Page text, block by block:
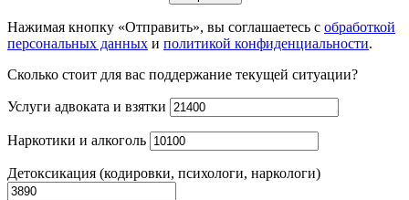
Нажимая кнопку «Отправить», вы соглашаетесь с обработкой
персональных данных и политикой конфиденциальности.
Сколько стоит для вас поддержание текущей ситуации?
Услуги адвоката и взятки
Наркотики и алкоголь
Детоксикация (кодировки, психологи, наркологи)